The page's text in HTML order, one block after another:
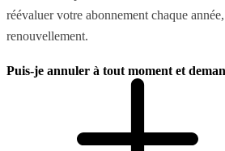
réévaluer votre abonnement chaque
renouvellement.
Puis-je annuler à tout moment et